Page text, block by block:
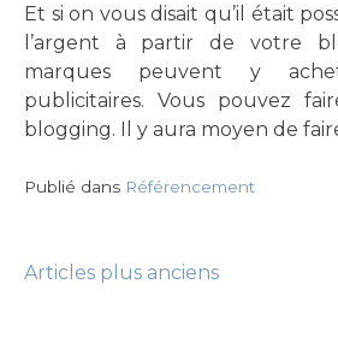
Et si on vous disait qu’il était
l’argent à partir de votre
marques peuvent y
publicitaires. Vous pouvez
blogging. Il y aura moyen de
Publié dans Référencement
Navigation
Articles plus anciens